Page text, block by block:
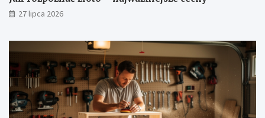
27 lipca 2026